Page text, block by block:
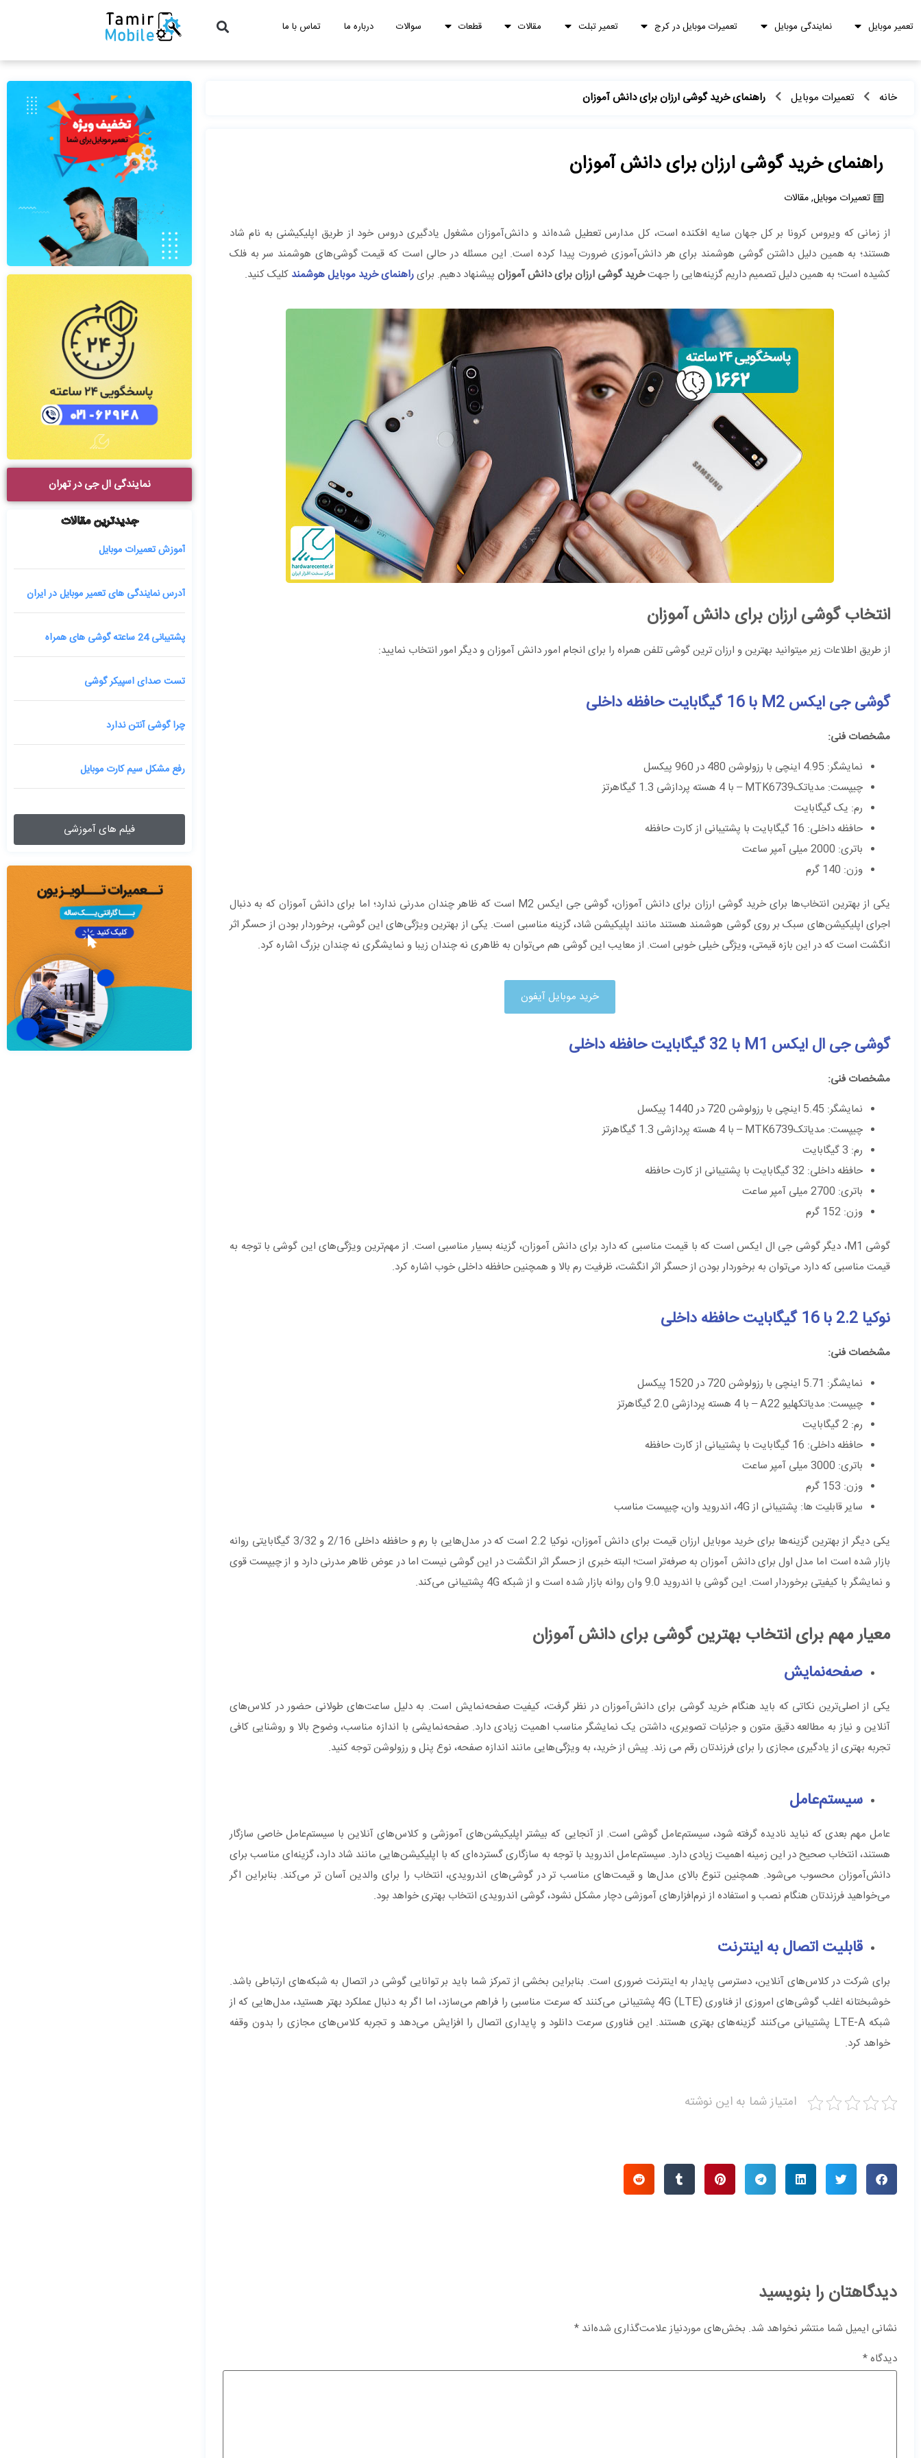
تعمیر موبایل نمایندگی موبایل تعمیرات موبایل در کرج تعمیر تبلت مقالات قطعات سوالات درباره ما تماس با ما
خانه تعمیرات موبایل راهنمای خرید گوشی ارزان برای دانش آموزان
راهنمای خرید گوشی ارزان برای دانش آموزان
تعمیرات موبایل,مقالات
از زمانی که ویروس کرونا بر کل جهان سایه افکنده است، کل مدارس تعطیل شده‌اند و دانش‌آموزان مشغول یادگیری دروس خود از طریق اپلیکیشنی به نام شاد
هستند؛ به همین دلیل داشتن گوشی هوشمند برای هر دانش‌آموزی ضرورت پیدا کرده است. این مسئله در حالی است که قیمت گوشی‌های هوشمند سر به فلک
کشیده است؛ به همین دلیل تصمیم داریم گزینه‌هایی را جهتخرید گوشی ارزان برای دانش آموزان پیشنهاد دهیم. برایراهنمای خرید موبایل هوشمند کلیک کنید.
انتخاب گوشی ارزان برای دانش آموزان
از طریق اطلاعات زیر میتوانید بهترین و ارزان ترین گوشی تلفن همراه را برای انجام امور دانش آموزان و دیگر امور انتخاب نمایید:
گوشی جی ایکسM2 با 16 گیگابایت حافظه داخلی
مشخصات فنی:
نمایشگر: 4.95 اینچی با رزولوشن 480 در 960 پیکسل
چیپست: مدیاتکMTK6739 – با 4 هسته پردازشی 1.3 گیگاهرتز
رم: یک گیگابایت
حافظه داخلی: 16 گیگابایت با پشتیبانی از کارت حافظه
باتری: 2000 میلی آمپر ساعت
وزن: 140 گرم
یکی از بهترین انتخاب‌ها برای خرید گوشی ارزان برای دانش‌ آموزان، گوشی جی ایکس M2 است که ظاهر چندان مدرنی ندارد؛ اما برای دانش ‌آموزان که به دنبال
اجرای اپلیکیشن‌های سبک بر روی گوشی هوشمند هستند مانند اپلیکیشن شاد، گزینه مناسبی است. یکی از بهترین ویژگی‌های این گوشی، برخوردار بودن از حسگر اثر
انگشت است که در این بازه قیمتی، ویژگی خیلی خوبی است. از معایب این گوشی هم می‌توان به ظاهری نه چندان زیبا و نمایشگری نه چندان بزرگ اشاره کرد.
خرید موبایل آیفون
گوشی جی ال ایکس M1 با 32 گیگابایت حافظه داخلی
مشخصات فنی:
نمایشگر: 5.45 اینچی با رزولوشن 720 در 1440 پیکسل
چیپست: مدیاتکMTK6739 – با 4 هسته پردازشی 1.3 گیگاهرتز
رم: 3 گیگابایت
حافظه داخلی: 32 گیگابایت با پشتیبانی از کارت حافظه
باتری: 2700 میلی آمپر ساعت
وزن: 152 گرم
گوشی M1، دیگر گوشی جی ال ایکس است که با قیمت مناسبی که دارد برای دانش آموزان، گزینه بسیار مناسبی است. از مهم‌ترین ویژگی‌های این گوشی با توجه به
قیمت مناسبی که دارد می‌توان به برخوردار بودن از حسگر اثر انگشت، ظرفیت رم بالا و همچنین حافظه داخلی خوب اشاره کرد.
نوکیا 2.2 با 16 گیگابایت حافظه داخلی
مشخصات فنی:
نمایشگر: 5.71 اینچی با رزولوشن 720 در 1520 پیکسل
چیپست: مدیاتکهلیو A22 – با 4 هسته پردازشی 2.0 گیگاهرتز
رم: 2 گیگابایت
حافظه داخلی: 16 گیگابایت با پشتیبانی از کارت حافظه
باتری: 3000 میلی آمپر ساعت
وزن: 153 گرم
سایر قابلیت ها: پشتیبانی از 4G، اندروید وان، چیپست مناسب
یکی دیگر از بهترین گزینه‌ها برای خرید موبایل ارزان قیمت برای دانش آموزان، نوکیا 2.2 است که در مدل‌هایی با رم و حافظه داخلی 2/16 و 3/32 گیگابایتی روانه
بازار شده است اما مدل اول برای دانش آموزان به صرفه‌تر است؛ البته خبری از حسگر اثر انگشت در این گوشی نیست اما در عوض ظاهر مدرنی دارد و از چیپست قوی
و نمایشگر با کیفیتی برخوردار است. این گوشی با اندروید 9.0 وان روانه بازار شده است و از شبکه 4G پشتیبانی می‌کند.
معیار مهم برای انتخاب بهترین گوشی برای دانش آموزان
صفحه‌نمایش
یکی از اصلی‌ترین نکاتی که باید هنگام خرید گوشی برای دانش‌آموزان در نظر گرفت، کیفیت صفحه‌نمایش است. به دلیل ساعت‌های طولانی حضور در کلاس‌های
آنلاین و نیاز به مطالعه دقیق متون و جزئیات تصویری، داشتن یک نمایشگر مناسب اهمیت زیادی دارد. صفحه‌نمایشی با اندازه مناسب، وضوح بالا و روشنایی کافی
تجربه بهتری از یادگیری مجازی را برای فرزندتان رقم می زند. پیش از خرید، به ویژگی‌هایی مانند اندازه صفحه، نوع پنل و رزولوشن توجه کنید.
سیستم‌عامل
عامل مهم بعدی که نباید نادیده گرفته شود، سیستم‌عامل گوشی است. از آنجایی که بیشتر اپلیکیشن‌های آموزشی و کلاس‌های آنلاین با سیستم‌عامل خاصی سازگار
هستند، انتخاب صحیح در این زمینه اهمیت زیادی دارد. سیستم‌عامل اندروید با توجه به سازگاری گسترده‌ای که با اپلیکیشن‌هایی مانند شاد دارد، گزینه‌ای مناسب برای
دانش‌آموزان محسوب می‌شود. همچنین تنوع بالای مدل‌ها و قیمت‌های مناسب ‌تر در گوشی‌های اندرویدی، انتخاب را برای والدین آسان ‌تر می‌کند. بنابراین اگر
می‌خواهید فرزندتان هنگام نصب و استفاده از نرم‌افزارهای آموزشی دچار مشکل نشود، گوشی اندرویدی انتخاب بهتری خواهد بود.
قابلیت اتصال به اینترنت
برای شرکت در کلاس‌های آنلاین، دسترسی پایدار به اینترنت ضروری است. بنابراین بخشی از تمرکز شما باید بر توانایی گوشی در اتصال به شبکه‌های ارتباطی باشد.
خوشبختانه اغلب گوشی‌های امروزی از فناوری 4G (LTE) پشتیبانی می‌کنند که سرعت مناسبی را فراهم می‌سازد، اما اگر به دنبال عملکرد بهتر هستید، مدل‌هایی که از
شبکه LTE-A پشتیبانی می‌کنند گزینه‌های بهتری هستند. این فناوری سرعت دانلود و پایداری اتصال را افزایش می‌دهد و تجربه کلاس‌های مجازی را بدون وقفه
خواهد کرد.
امتیاز شما به این نوشته
دیدگاهتان را بنویسید
نشانی ایمیل شما منتشر نخواهد شد. بخش‌های موردنیاز علامت‌گذاری شده‌اند *
دیدگاه*
نمایندگی ال جی در تهران
جدیدترین مقالات
آموزش تعمیرات موبایل
آدرس نمایندگی های تعمیر موبایل در ایران
پشتیبانی 24 ساعته گوشی های همراه
تست صدای اسپیکر گوشی
چرا گوشی آنتن ندارد
رفع مشکل سیم کارت موبایل
فیلم های آموزشی